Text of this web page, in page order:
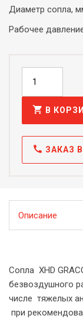
Диаметр сопла,
Рабочее
shopping_cart В
call ЗАКАЗ
Описание
Сопла XHD
безвоздушного
числе тяжелых
при